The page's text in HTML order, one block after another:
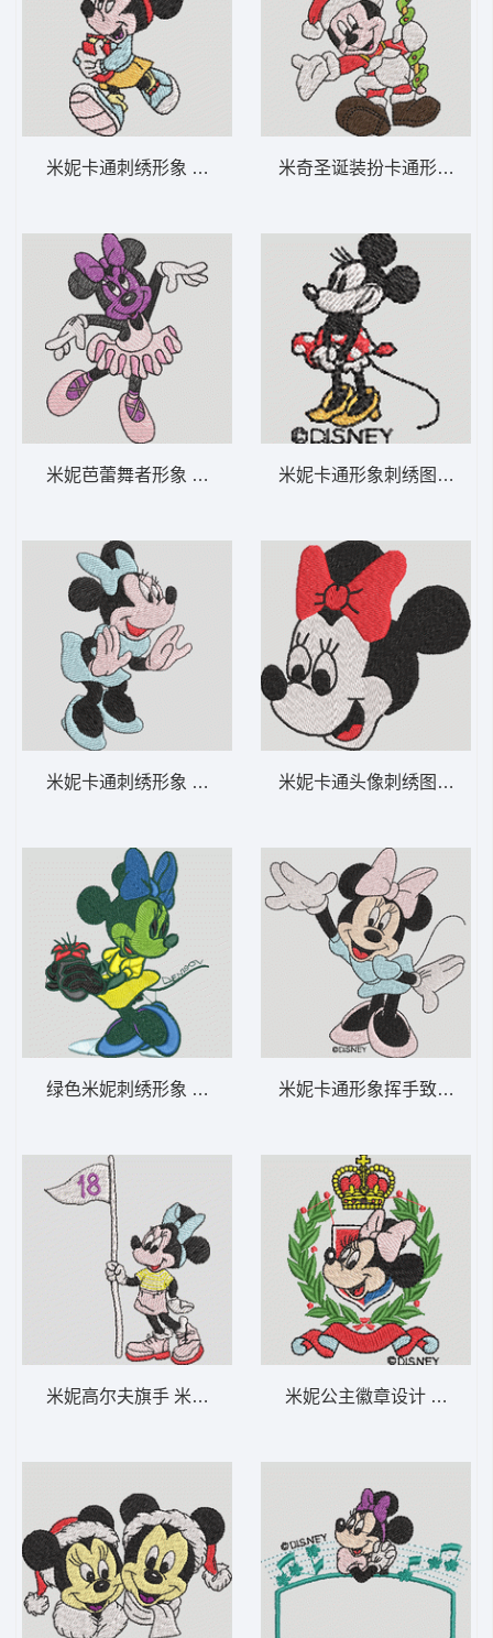
米妮卡通刺绣形象 米妮 45-DST格式
米妮芭蕾舞者形象 米妮 44-DST格式
米妮卡通刺绣形象 米妮 43-DST格式
绿色米妮刺绣形象 米妮 42-DST格式
米妮高尔夫旗手 米妮 41-DST格式
米奇圣诞装扮卡通形象 米
米妮卡通形象刺绣图案 米
米妮卡通头像刺绣图案 米
米妮卡通形象挥手致意 米
米妮公主徽章设计 米妮